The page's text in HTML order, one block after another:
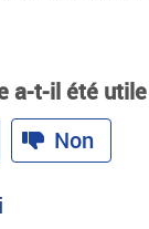
a-t-il été
Non